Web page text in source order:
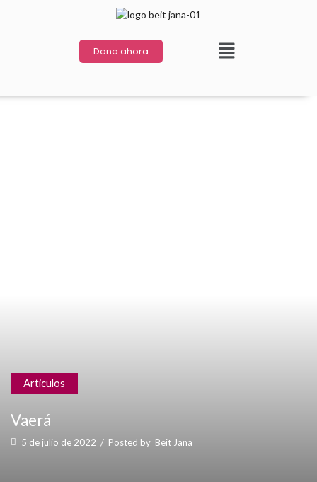
Dona ahora
Articulos
Vaerá
5 de julio de 2022 / Posted by Beit Jana